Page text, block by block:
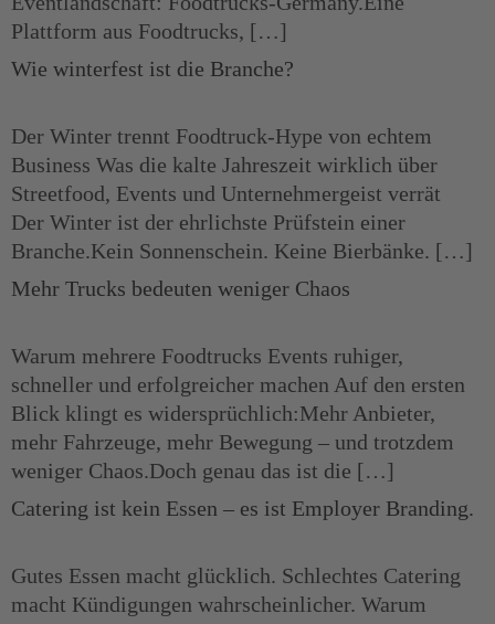
Plattform aus Foodtrucks, […]
Wie winterfest ist die Branche?
Der Winter trennt Foodtruck-Hype von echtem
Business Was die kalte Jahreszeit wirklich über
Streetfood, Events und Unternehmergeist verrät
Der Winter ist der ehrlichste Prüfstein einer
Branche.Kein Sonnenschein. Keine Bierbänke. […]
Mehr Trucks bedeuten weniger Chaos
Warum mehrere Foodtrucks Events ruhiger,
schneller und erfolgreicher machen Auf den ersten
Blick klingt es widersprüchlich:Mehr Anbieter,
mehr Fahrzeuge, mehr Bewegung – und trotzdem
weniger Chaos.Doch genau das ist die […]
Catering ist kein Essen – es ist Employer Branding.
Gutes Essen macht glücklich. Schlechtes Catering
macht Kündigungen wahrscheinlicher. Warum